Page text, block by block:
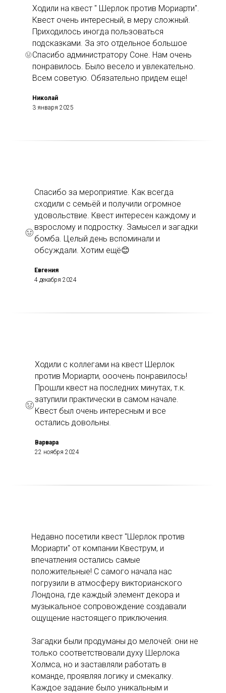
Ходили на квест " Шерлок против Мориарти".
Квест очень интересный, в меру сложный.
Приходилось иногда пользоваться
подсказками. За это отдельное большое
Спасибо администратору Соне. Нам очень
понравилось. Было весело и увлекательно.
Всем советую. Обязательно придем еще!
Николай
3 января 2025
Спасибо за мероприятие. Как всегда
сходили с семьёй и получили огромное
удовольствие. Квест интересен каждому и
взрослому и подростку. Замысел и загадки
бомба. Целый день вспоминали и
обсуждали. Хотим ещё😊
Евгения
4 декабря 2024
Ходили с коллегами на квест Шерлок
против Мориарти, ооочень понравилось!
Прошли квест на последних минутах, т.к.
затупили практически в самом начале.
Квест был очень интересным и все
остались довольны.
Варвара
22 ноября 2024
Недавно посетили квест "Шерлок против
Мориарти" от компании Квеструм, и
впечатления остались самые
положительные! С самого начала нас
погрузили в атмосферу викторианского
Лондона, где каждый элемент декора и
музыкальное сопровождение создавали
ощущение настоящего приключения.
Загадки были продуманы до мелочей: они не
только соответствовали духу Шерлока
Холмса, но и заставляли работать в
команде, проявляя логику и смекалку.
Каждое задание было уникальным и